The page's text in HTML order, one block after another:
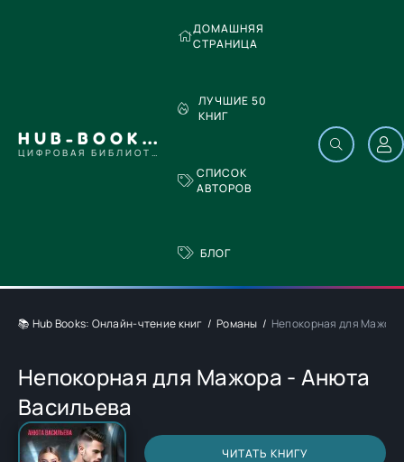
HUB-BOOKS.COM
ЦИФРОВАЯ БИБЛИОТЕКА
ДОМАШНЯЯ
СТРАНИЦА
ЛУЧШИЕ 50
КНИГ
СПИСОК
АВТОРОВ
БЛОГ
📚 Hub Books: Онлайн-чтение книг Романы Непокорная для
Непокорная для Мажора - Анюта
Васильева
ЧИТАТЬ КНИГУ